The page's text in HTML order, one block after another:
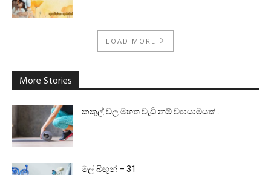
LOAD MORE
More Stories
කකුල් වල මහත වැඩි නම් ව්‍යායාමයක්..
මල් බිඟුන් – 31